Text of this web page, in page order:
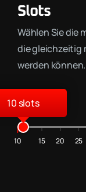
Slots
Wählen Sie die
die gleichzeitig
werden können.
10
10 15 20 25